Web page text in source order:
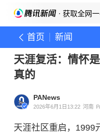
· 获取全网
首页 新闻
天涯复活：情怀
真的
PANews
2026年6月1日13:22 河南
天涯社区重启，1999